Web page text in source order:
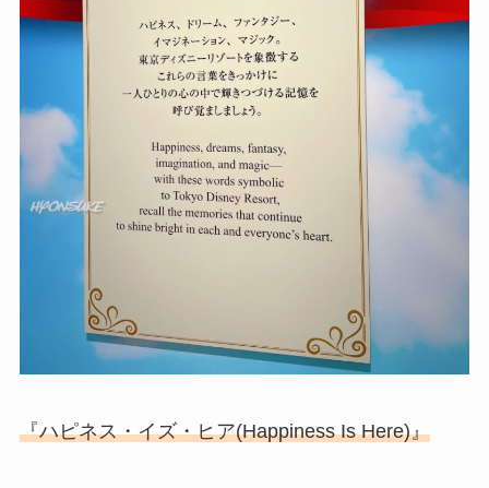
『ハピネス・イズ・ヒア(Happiness Is Here)』